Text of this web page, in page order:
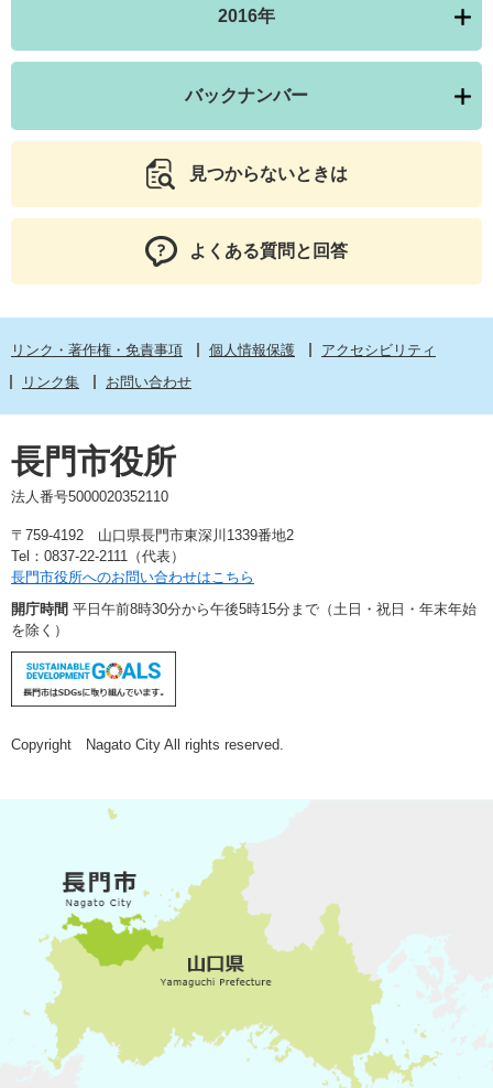
2016年
バックナンバー
見つからないときは
よくある質問と回答
リンク・著作権・免責事項 個人情報保護
アクセシビリティ
リンク集
お問い合わせ
長門市役所
法人番号5000020352110
〒759-4192 山口県長門市東深川1339番地2
Tel：0837-22-2111（代表）
長門市役所へのお問い合わせはこちら
開庁時間 平日午前8時30分から午後5時15分まで（土日・祝日・年末年始
を除く）
Copyright Nagato City All rights reserved.